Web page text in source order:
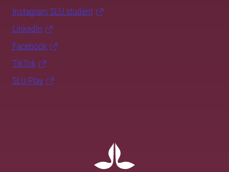
Instagram SLU.student
LinkedIn
Facebook
TikTok
SLU Play